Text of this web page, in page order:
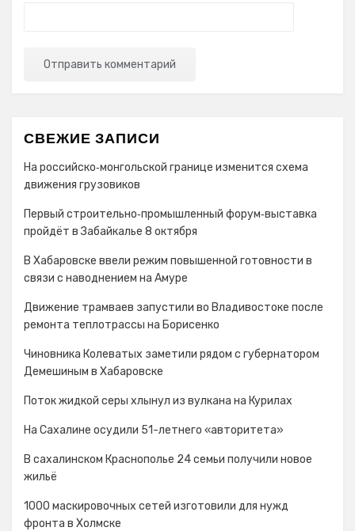
СВЕЖИЕ ЗАПИСИ
На российско‑монгольской границе изменится схема
движения грузовиков
Первый строительно‑промышленный форум‑выставка
пройдёт в Забайкалье 8 октября
В Хабаровске ввели режим повышенной готовности в
связи с наводнением на Амуре
Движение трамваев запустили во Владивостоке после
ремонта теплотрассы на Борисенко
Чиновника Колеватых заметили рядом с губернатором
Демешиным в Хабаровске
Поток жидкой серы хлынул из вулкана на Курилах
На Сахалине осудили 51-летнего «авторитета»
В сахалинском Краснополье 24 семьи получили новое
жильё
1000 маскировочных сетей изготовили для нужд
фронта в Холмске